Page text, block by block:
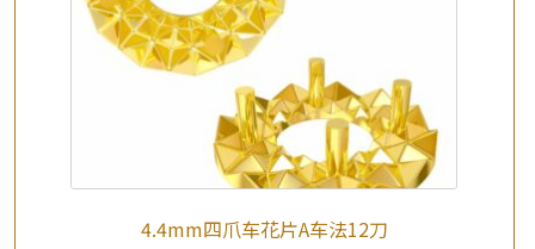
4.4mm四爪车花片A车法12刀